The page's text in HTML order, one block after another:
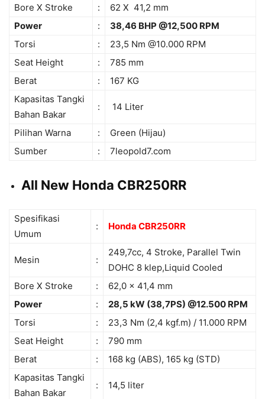
Bore X Stroke
:
62 X 41,2 mm
Power
:
38,46 BHP @12,500 RPM
Torsi
:
23,5 Nm @10.000 RPM
Seat Height
:
785 mm
Berat
:
167 KG
Kapasitas Tangki
Bahan Bakar
: 14 Liter
Pilihan Warna :
Green (Hijau)
Sumber
: 7leopold7.com
All New Honda CBR250RR
Spesifikasi
Umum
: Honda CBR250RR
Mesin :
249,7cc, 4 Stroke, Parallel Twin
DOHC 8 klep,Liquid Cooled
Bore X Stroke
:
62,0 x 41,4 mm
Power
:
28,5 kW (38,7PS) @12.500 RPM
Torsi
:
23,3 Nm (2,4 kgf.m) / 11.000 RPM
Seat Height
:
790 mm
Berat
:
168 kg (ABS), 165 kg (STD)
Kapasitas Tangki
Bahan Bakar
: 14,5 liter